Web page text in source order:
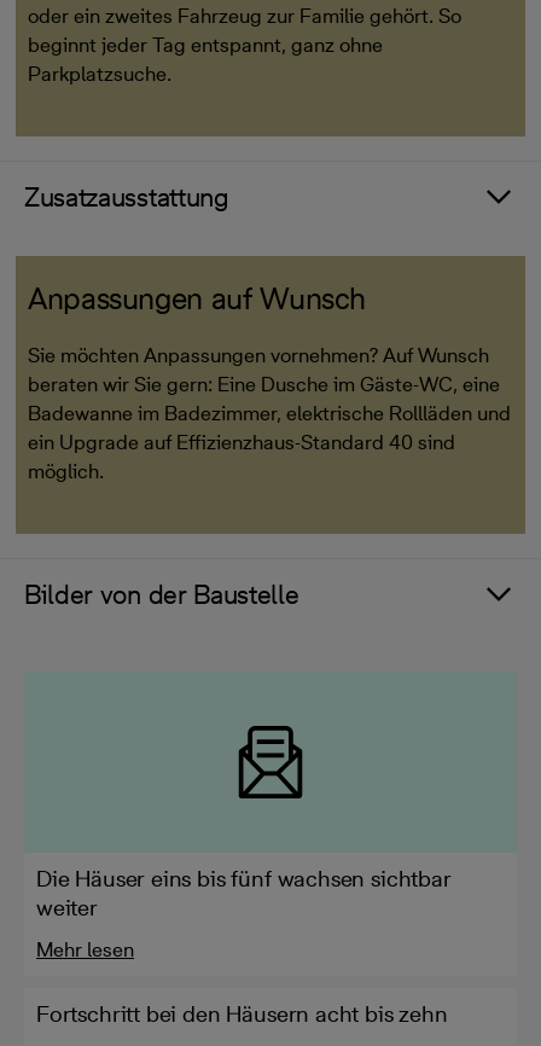
oder ein zweites Fahrzeug zur Familie gehört. So
beginnt jeder Tag entspannt, ganz ohne
Parkplatzsuche.
Zusatzausstattung
Anpassungen auf Wunsch
Sie möchten Anpassungen vornehmen? Auf Wunsch
beraten wir Sie gern: Eine Dusche im Gäste-WC, eine
Badewanne im Badezimmer, elektrische Rollläden und
ein Upgrade auf Effizienzhaus-Standard 40 sind
möglich.
Bilder von der Baustelle
Die Häuser eins bis fünf wachsen sichtbar
weiter
Mehr lesen
Fortschritt bei den Häusern acht bis zehn